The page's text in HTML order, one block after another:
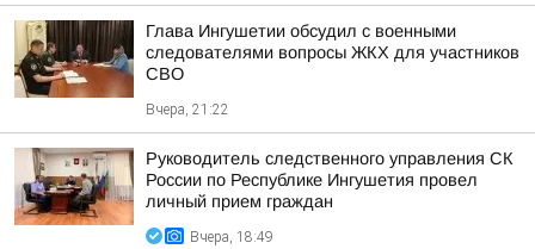
Глава Ингушетии обсудил с военными
следователями вопросы ЖКХ для участников
СВО
Вчера, 21:22
Руководитель следственного управления СК
России по Республике Ингушетия провел
личный прием граждан
Вчера, 18:49